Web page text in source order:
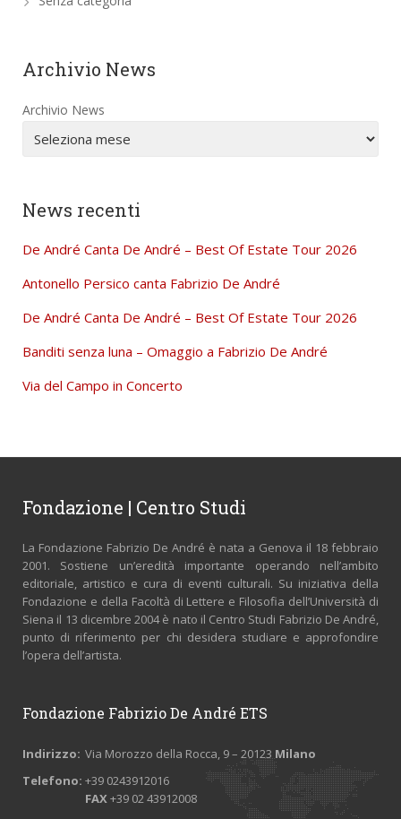
Archivio News
Archivio News
News recenti
De André Canta De André – Best Of Estate Tour 2026
Antonello Persico canta Fabrizio De André
De André Canta De André – Best Of Estate Tour 2026
Banditi senza luna – Omaggio a Fabrizio De André
Via del Campo in Concerto
Fondazione | Centro Studi
La Fondazione Fabrizio De André è nata a Genova il 18 febbraio
2001. Sostiene un’eredità importante operando nell’ambito
editoriale, artistico e cura di eventi culturali. Su iniziativa della
Fondazione e della Facoltà di Lettere e Filosofia dell’Università di
Siena il 13 dicembre 2004 è nato il Centro Studi Fabrizio De André,
punto di riferimento per chi desidera studiare e approfondire
l’opera dell’artista.
Fondazione Fabrizio De André ETS
Indirizzo: Via Morozzo della Rocca, 9 – 20123 Milano
Telefono: +39 0243912016
FAX+39 02 43912008